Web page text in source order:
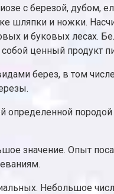
с березой,
шляпки и ножки.
и буковых лесах.
ценный
берез, в том
значение. Опыт
Небольшое